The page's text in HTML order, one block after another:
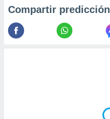
Compartir predicción